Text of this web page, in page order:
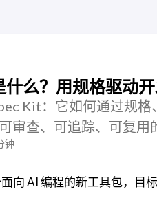
么？用规格驱动
Kit：它如何通过规
审查、可追踪、可复用
钟
向 AI 编程的新工具包，目